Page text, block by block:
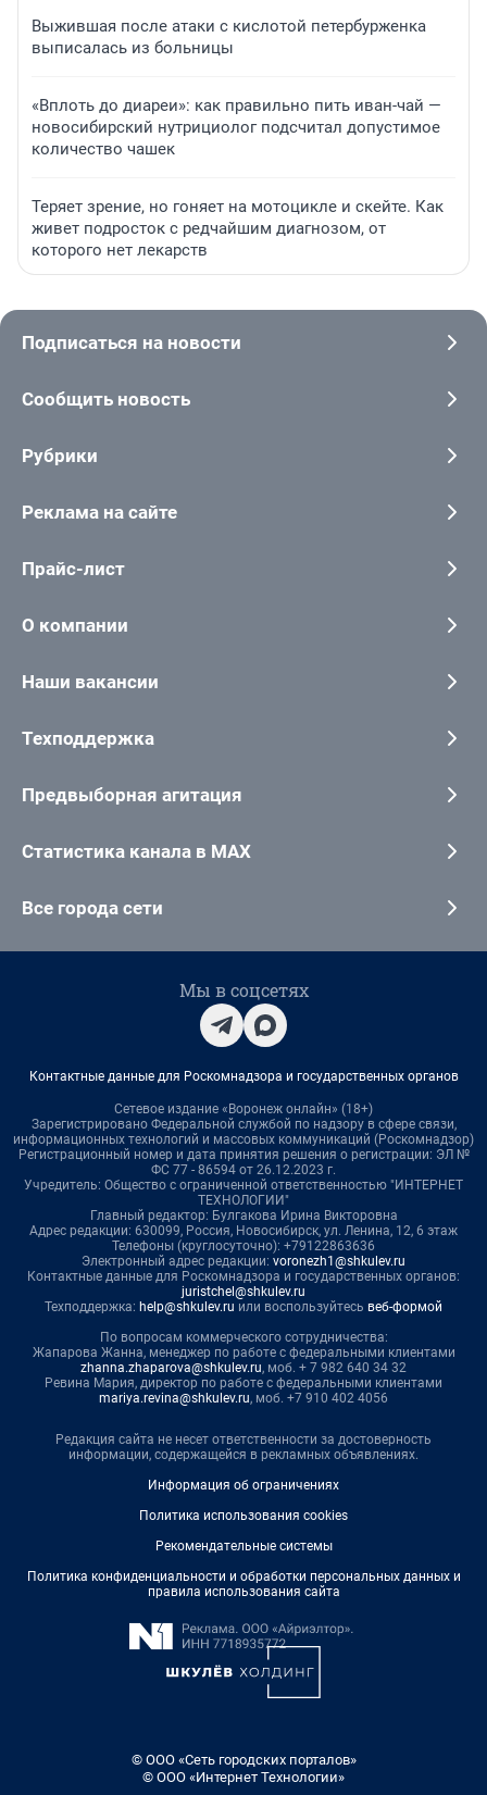
Выжившая после атаки с кислотой петербурженка
выписалась из больницы
«Вплоть до диареи»: как правильно пить иван-чай —
новосибирский нутрициолог подсчитал допустимое
количество чашек
Теряет зрение, но гоняет на мотоцикле и скейте. Как
живет подросток с редчайшим диагнозом, от
которого нет лекарств
Подписаться на новости
Сообщить новость
Рубрики
Реклама на сайте
Прайс-лист
О компании
Наши вакансии
Техподдержка
Предвыборная агитация
Статистика канала в MAX
Все города сети
Мы в соцсетях
Контактные данные для Роскомнадзора и государственных органов
Сетевое издание «Воронеж онлайн» (18+)
Зарегистрировано Федеральной службой по надзору в сфере связи,
информационных технологий и массовых коммуникаций (Роскомнадзор)
Регистрационный номер и дата принятия решения о регистрации: ЭЛ №
ФС 77 - 86594 от 26.12.2023 г.
Учредитель: Общество с ограниченной ответственностью "ИНТЕРНЕТ
ТЕХНОЛОГИИ"
Главный редактор: Булгакова Ирина Викторовна
Адрес редакции: 630099, Россия, Новосибирск, ул. Ленина, 12, 6 этаж
Телефоны (круглосуточно): +79122863636
Электронный адрес редакции: voronezh1@shkulev.ru
Контактные данные для Роскомнадзора и государственных органов:
juristchel@shkulev.ru
Техподдержка: help@shkulev.ru или воспользуйтесь веб-формой
По вопросам коммерческого сотрудничества:
Жапарова Жанна, менеджер по работе с федеральными клиентами
zhanna.zhaparova@shkulev.ru, моб. + 7 982 640 34 32
Ревина Мария, директор по работе с федеральными клиентами
mariya.revina@shkulev.ru, моб. +7 910 402 4056
Редакция сайта не несет ответственности за достоверность
информации, содержащейся в рекламных объявлениях.
Информация об ограничениях
Политика использования cookies
Рекомендательные системы
Политика конфиденциальности и обработки персональных данных и
правила использования сайта
© ООО «Сеть городских порталов»
© ООО «Интернет Технологии»